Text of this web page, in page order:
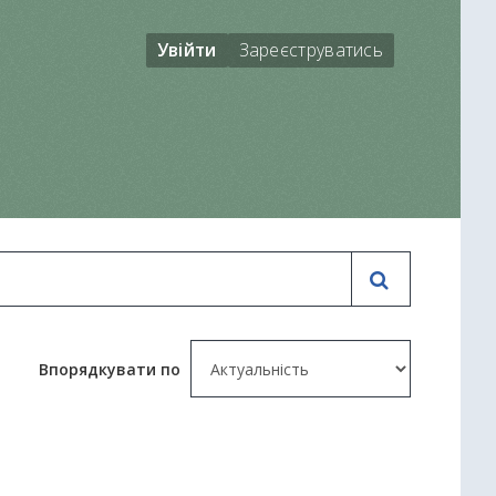
Увійти Зареєструватись
Впорядкувати по